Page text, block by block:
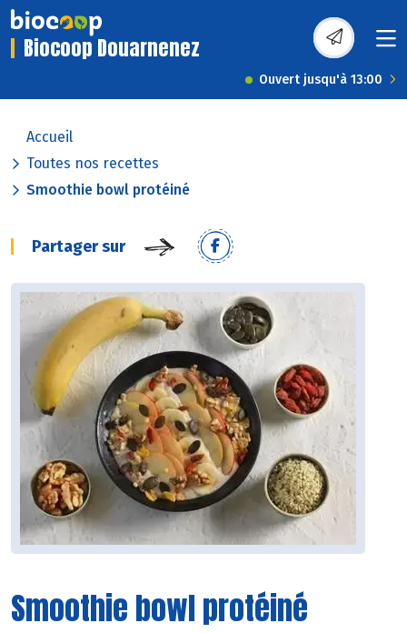
Biocoop Douarnenez
Ouvert jusqu'à 13:00
Accueil
Toutes nos recettes
Smoothie bowl protéiné
Partager sur
Smoothie bowl protéiné